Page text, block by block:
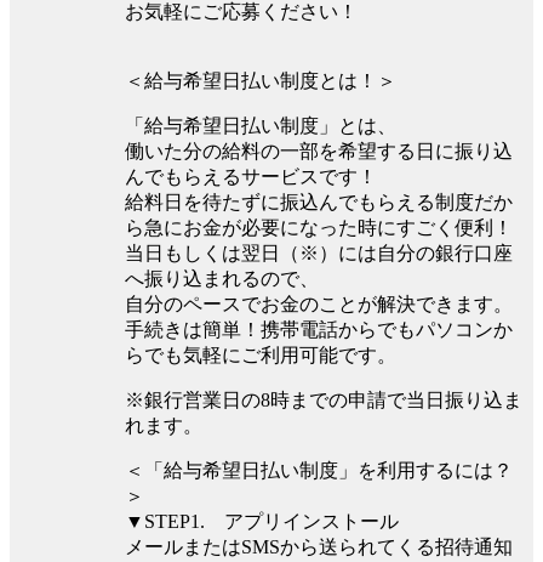
お気軽にご応募ください！
＜給与希望日払い制度とは！＞
「給与希望日払い制度」とは、
働いた分の給料の一部を希望する日に振り込
んでもらえるサービスです！
給料日を待たずに振込んでもらえる制度だか
ら急にお金が必要になった時にすごく便利！
当日もしくは翌日（※）には自分の銀行口座
へ振り込まれるので、
自分のペースでお金のことが解決できます。
手続きは簡単！携帯電話からでもパソコンか
らでも気軽にご利用可能です。
※銀行営業日の8時までの申請で当日振り込ま
れます。
＜「給与希望日払い制度」を利用するには？
＞
▼STEP1. アプリインストール
メールまたはSMSから送られてくる招待通知